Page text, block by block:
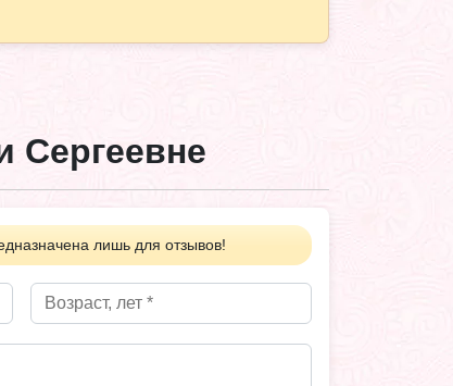
Сергеевне
лишь для отзывов!